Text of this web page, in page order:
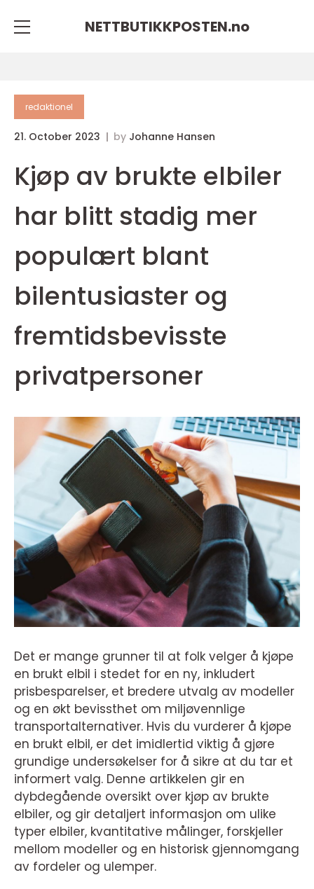
NETTBUTIKKPOSTEN.no
redaktionel
21. October 2023 by Johanne Hansen
Kjøp av brukte elbiler
har blitt stadig mer
populært blant
bilentusiaster og
fremtidsbevisste
privatpersoner
Det er mange grunner til at folk velger å kjøpe
en brukt elbil i stedet for en ny, inkludert
prisbesparelser, et bredere utvalg av modeller
og en økt bevissthet om miljøvennlige
transportalternativer. Hvis du vurderer å kjøpe
en brukt elbil, er det imidlertid viktig å gjøre
grundige undersøkelser for å sikre at du tar et
informert valg. Denne artikkelen gir en
dybdegående oversikt over kjøp av brukte
elbiler, og gir detaljert informasjon om ulike
typer elbiler, kvantitative målinger, forskjeller
mellom modeller og en historisk gjennomgang
av fordeler og ulemper.